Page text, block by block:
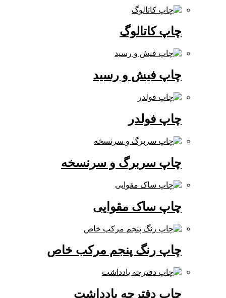
چاپ کاتالوگ
چاپ فیش و رسید
چاپ فولدر
چاپ سربرگ و سرنسخه
چاپ ساک مقوایی
چاپ رنگ پنجم مرکب خاص
چاپ دفترچه یادداشت